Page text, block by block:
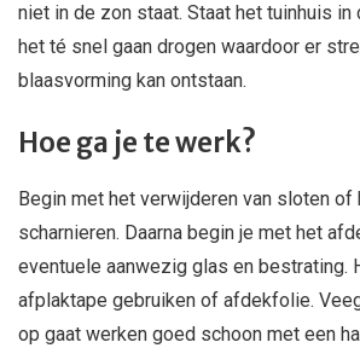
niet in de zon staat. Staat het tuinhuis in
het té snel gaan drogen waardoor er
blaasvorming kan ontstaan.
Hoe ga je te werk?
Begin met het verwijderen van sloten of
scharnieren. Daarna begin je met het
eventuele aanwezig glas en bestrating.
afplaktape gebruiken of afdekfolie.
op gaat werken goed schoon met een